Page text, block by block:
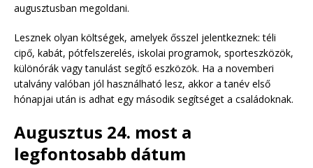
augusztusban megoldani.
Lesznek olyan költségek, amelyek ősszel jelentkeznek: téli
cipő, kabát, pótfelszerelés, iskolai programok, sporteszközök,
különórák vagy tanulást segítő eszközök. Ha a novemberi
utalvány valóban jól használható lesz, akkor a tanév első
hónapjai után is adhat egy második segítséget a családoknak.
Augusztus 24. most a
legfontosabb dátum